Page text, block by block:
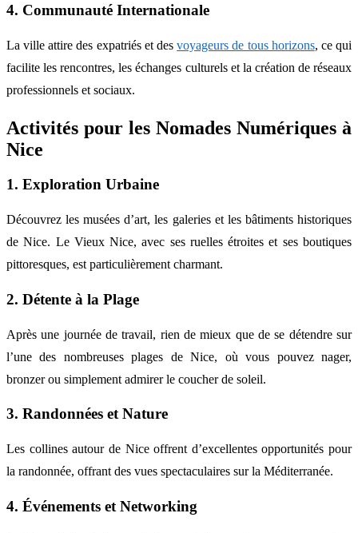
4. Communauté Internationale
La ville attire des expatriés et desvoyageurs de tous horizons, ce qui
facilite les rencontres, les échanges culturels et la création de réseaux
professionnels et sociaux.
Activités pour les Nomades Numériques à
Nice
1. Exploration Urbaine
Découvrez les musées d’art, les galeries et les bâtiments historiques
de Nice. Le Vieux Nice, avec ses ruelles étroites et ses boutiques
pittoresques, est particulièrement charmant.
2. Détente à la Plage
Après une journée de travail, rien de mieux que de se détendre sur
l’une des nombreuses plages de Nice, où vous pouvez nager,
bronzer ou simplement admirer le coucher de soleil.
3. Randonnées et Nature
Les collines autour de Nice offrent d’excellentes opportunités pour
la randonnée, offrant des vues spectaculaires sur la Méditerranée.
4. Événements et Networking